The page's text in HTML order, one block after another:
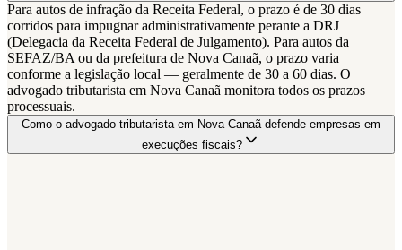
Para autos de infração da Receita Federal, o prazo é de 30 dias
corridos para impugnar administrativamente perante a DRJ
(Delegacia da Receita Federal de Julgamento). Para autos da
SEFAZ/BA ou da prefeitura de Nova Canaã, o prazo varia
conforme a legislação local — geralmente de 30 a 60 dias. O
advogado tributarista em Nova Canaã monitora todos os prazos
processuais.
Como o advogado tributarista em Nova Canaã defende empresas em
execuções fiscais?